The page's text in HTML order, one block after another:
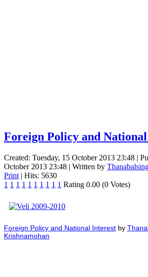
Foreign Policy and
Created: Tuesday, 15 October 2013 23:48 |
October 2013 23:48 | Written by
Print | Hits: 5630
1 1 1 1 1 1 1 1 1 1 Rating 0.00 (0 Votes)
Foreign Policy and National Interest by
Krishnamohan